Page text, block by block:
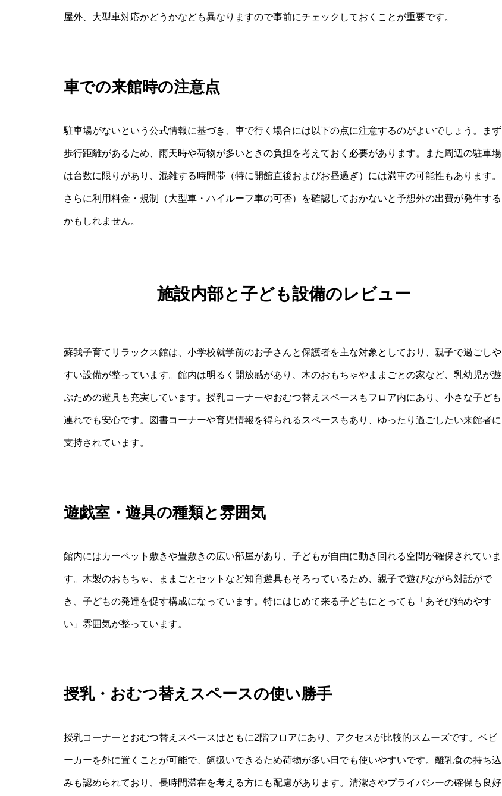
屋外、大型車対応かどうかなども異なりますので事前にチェックしておくことが重要です。
車での来館時の注意点
駐車場がないという公式情報に基づき、車で行く場合には以下の点に注意するのがよいでしょう。まず
歩行距離があるため、雨天時や荷物が多いときの負担を考えておく必要があります。また周辺の駐車場
は台数に限りがあり、混雑する時間帯（特に開館直後およびお昼過ぎ）には満車の可能性もあります。
さらに利用料金・規制（大型車・ハイルーフ車の可否）を確認しておかないと予想外の出費が発生する
かもしれません。
施設内部と子ども設備のレビュー
蘇我子育てリラックス館は、小学校就学前のお子さんと保護者を主な対象としており、親子で過ごしや
すい設備が整っています。館内は明るく開放感があり、木のおもちゃやままごとの家など、乳幼児が遊
ぶための遊具も充実しています。授乳コーナーやおむつ替えスペースもフロア内にあり、小さな子ども
連れでも安心です。図書コーナーや育児情報を得られるスペースもあり、ゆったり過ごしたい来館者に
支持されています。
遊戯室・遊具の種類と雰囲気
館内にはカーペット敷きや畳敷きの広い部屋があり、子どもが自由に動き回れる空間が確保されていま
す。木製のおもちゃ、ままごとセットなど知育遊具もそろっているため、親子で遊びながら対話がで
き、子どもの発達を促す構成になっています。特にはじめて来る子どもにとっても「あそび始めやす
い」雰囲気が整っています。
授乳・おむつ替えスペースの使い勝手
授乳コーナーとおむつ替えスペースはともに2階フロアにあり、アクセスが比較的スムーズです。ベビ
ーカーを外に置くことが可能で、飼扱いできるため荷物が多い日でも使いやすいです。離乳食の持ち込
みも認められており、長時間滞在を考える方にも配慮があります。清潔さやプライバシーの確保も良好